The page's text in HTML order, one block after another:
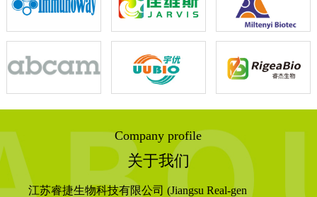
Company profile
关于我们
江苏睿捷生物科技有限公司 (Jiangsu Real-gen